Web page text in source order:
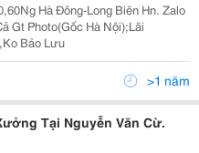
Hà Đông-Long Biên Hn. Zalo
Gt Photo(Gốc Hà Nội);Lãi
Bảo Lưu
>1 năm
Tại Nguyễn Văn Cừ.